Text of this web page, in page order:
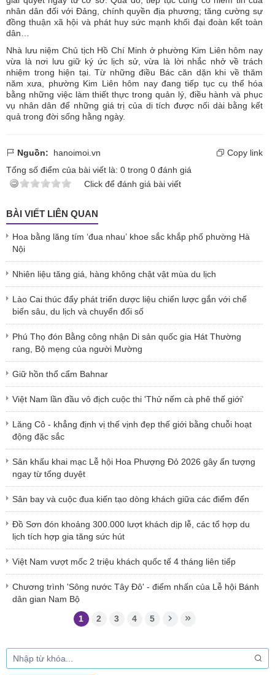
nhân dân đối với Đảng, chính quyền địa phương; tăng cường sự
đồng thuận xã hội và phát huy sức mạnh khối đại đoàn kết toàn
dân…
Nhà lưu niệm Chủ tịch Hồ Chí Minh ở phường Kim Liên hôm nay
vừa là nơi lưu giữ ký ức lịch sử, vừa là lời nhắc nhở về trách
nhiệm trong hiện tại. Từ những điều Bác căn dặn khi về thăm
năm xưa, phường Kim Liên hôm nay đang tiếp tục cụ thể hóa
bằng những việc làm thiết thực trong quản lý, điều hành và phục
vụ nhân dân để những giá trị của di tích được nối dài bằng kết
quả trong đời sống hằng ngày.
Nguồn: hanoimoi.vn
Copy link
Tổng số điểm của bài viết là: 0 trong 0 đánh giá
Click để đánh giá bài viết
BÀI VIẾT LIÊN QUAN
Hoa bằng lăng tím ‘đua nhau’ khoe sắc khắp phố phường Hà
Nội
Nhiên liệu tăng giá, hàng không chật vật mùa du lịch
Lào Cai thúc đẩy phát triển dược liệu chiến lược gắn với chế
biến sâu, du lịch và chuyển đổi số
Phú Thọ đón Bằng công nhận Di sản quốc gia Hát Thường
rang, Bộ mẹng của người Mường
Giữ hồn thổ cẩm Bahnar
Việt Nam lần đầu vô địch cuộc thi 'Thử nếm cà phê thế giới'
Lăng Cô - khẳng định vị thế vịnh đẹp thế giới bằng chuỗi hoạt
động đặc sắc
Sân khấu khai mạc Lễ hội Hoa Phượng Đỏ 2026 gây ấn tượng
ngay từ tổng duyệt
Sân bay và cuộc đua kiến tạo dòng khách giữa các điểm đến
Đồ Sơn đón khoảng 300.000 lượt khách dịp lễ, các tổ hợp du
lịch tích hợp gia tăng sức hút
Việt Nam vượt mốc 2 triệu khách quốc tế 4 tháng liên tiếp
Chương trình 'Sông nước Tây Đô' - điểm nhấn của Lễ hội Bánh
dân gian Nam Bộ
1 2 3 4 5